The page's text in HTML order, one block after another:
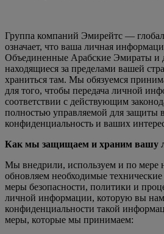
Группа компаний Эмирейтс —
означает, что ваша личная
Объединенные Арабские Эмираты и
находящиеся за пределами вашей
храниться там. Мы обязуемся
для того, чтобы передача личной
соответствии с действующим
полностью управляемой для защиты
конфиденциальность и ваших
Как мы защищаем и храним вашу
Мы внедрили, используем и по мере
обновляем необходимые
меры безопасности, политики и
личной информации, которую вы нам
конфиденциальности такой
меры, которые мы принимаем: